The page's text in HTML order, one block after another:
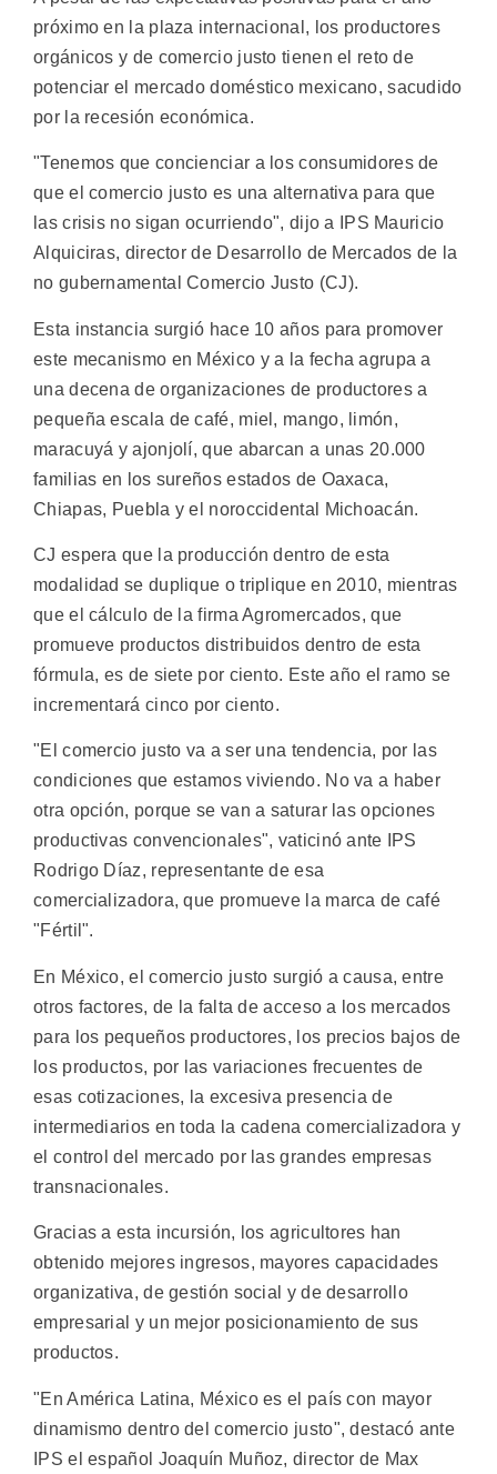
próximo en la plaza internacional, los productores
orgánicos y de comercio justo tienen el reto de
potenciar el mercado doméstico mexicano, sacudido
por la recesión económica.
"Tenemos que concienciar a los consumidores de
que el comercio justo es una alternativa para que
las crisis no sigan ocurriendo", dijo a IPS Mauricio
Alquiciras, director de Desarrollo de Mercados de la
no gubernamental Comercio Justo (CJ).
Esta instancia surgió hace 10 años para promover
este mecanismo en México y a la fecha agrupa a
una decena de organizaciones de productores a
pequeña escala de café, miel, mango, limón,
maracuyá y ajonjolí, que abarcan a unas 20.000
familias en los sureños estados de Oaxaca,
Chiapas, Puebla y el noroccidental Michoacán.
CJ espera que la producción dentro de esta
modalidad se duplique o triplique en 2010, mientras
que el cálculo de la firma Agromercados, que
promueve productos distribuidos dentro de esta
fórmula, es de siete por ciento. Este año el ramo se
incrementará cinco por ciento.
"El comercio justo va a ser una tendencia, por las
condiciones que estamos viviendo. No va a haber
otra opción, porque se van a saturar las opciones
productivas convencionales", vaticinó ante IPS
Rodrigo Díaz, representante de esa
comercializadora, que promueve la marca de café
"Fértil".
En México, el comercio justo surgió a causa, entre
otros factores, de la falta de acceso a los mercados
para los pequeños productores, los precios bajos de
los productos, por las variaciones frecuentes de
esas cotizaciones, la excesiva presencia de
intermediarios en toda la cadena comercializadora y
el control del mercado por las grandes empresas
transnacionales.
Gracias a esta incursión, los agricultores han
obtenido mejores ingresos, mayores capacidades
organizativa, de gestión social y de desarrollo
empresarial y un mejor posicionamiento de sus
productos.
"En América Latina, México es el país con mayor
dinamismo dentro del comercio justo", destacó ante
IPS el español Joaquín Muñoz, director de Max